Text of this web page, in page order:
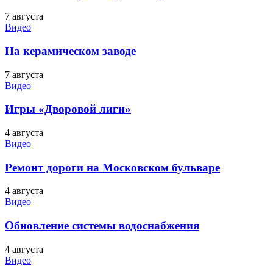
7 августа
Видео
На керамическом заводе
7 августа
Видео
Игры «Дворовой лиги»
4 августа
Видео
Ремонт дороги на Московском бульваре
4 августа
Видео
Обновление системы водоснабжения
4 августа
Видео